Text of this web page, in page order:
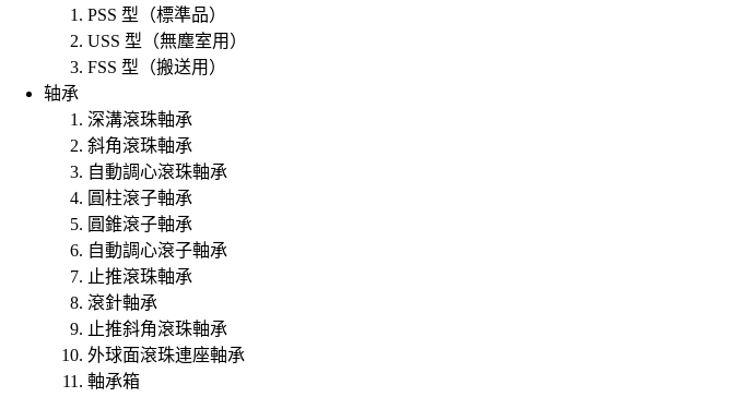
PSS 型（標準品）
USS 型（無塵室用）
FSS 型（搬送用）
轴承
深溝滾珠軸承
斜角滾珠軸承
自動調心滾珠軸承
圓柱滾子軸承
圓錐滾子軸承
自動調心滾子軸承
止推滾珠軸承
滾針軸承
止推斜角滾珠軸承
外球面滾珠連座軸承
軸承箱